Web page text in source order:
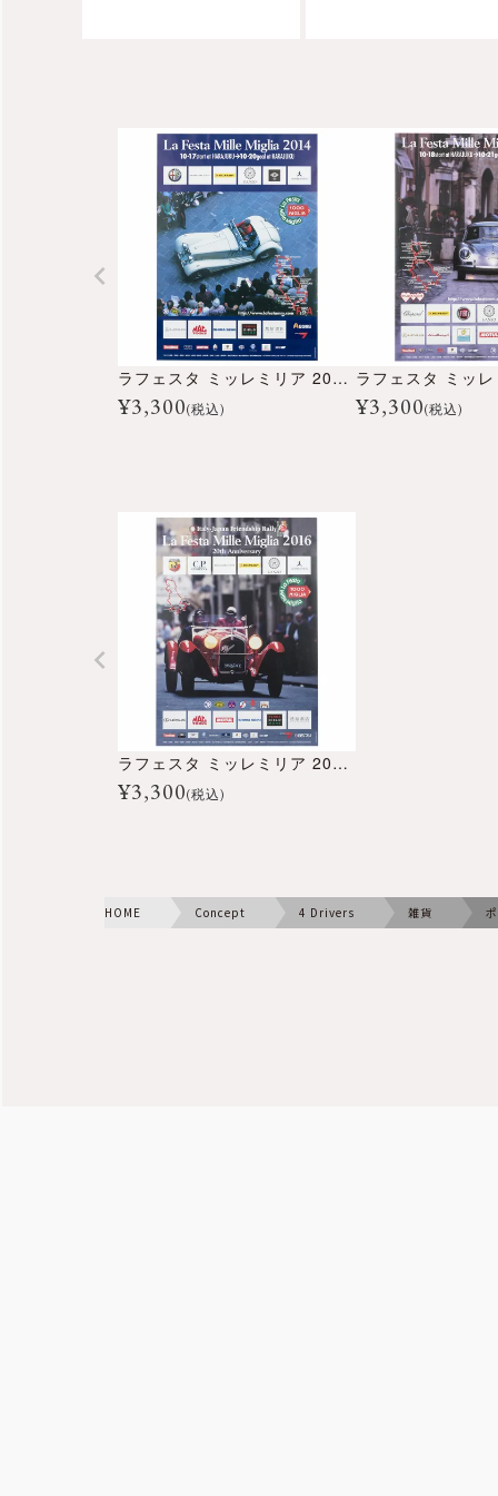
ラフェスタ ミッレミリア 2014 オフィシャルポスター 大
¥3,300(税込) ¥3,300(税込)
ラフェスタ ミッレミリア 2016 オフィシャルポスター 大
¥3,300(税込)
HOME Concept 4 Drivers 雑貨